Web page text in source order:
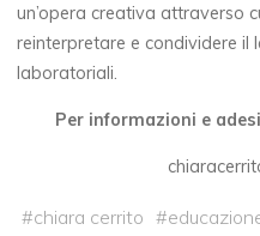
un’opera creativa attraverso
reinterpretare e condividere
laboratoriali.
Per informazioni e
#chiara cerrito #